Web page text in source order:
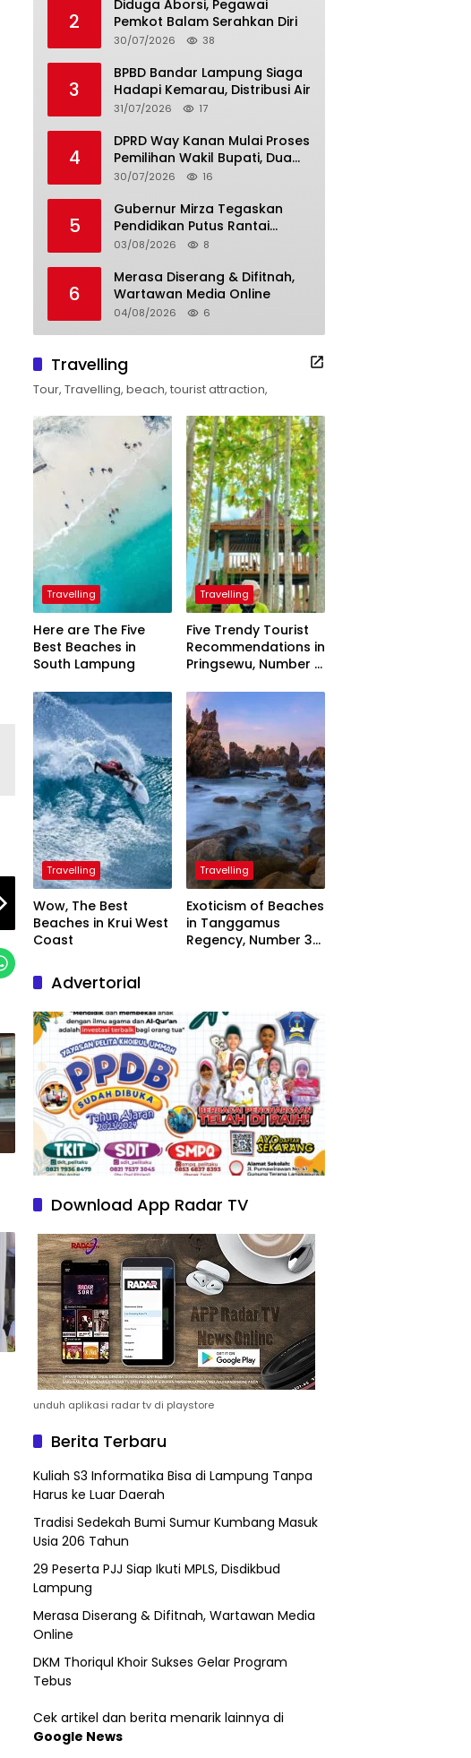
2
Diduga Aborsi, Pegawai
Pemkot Balam Serahkan Diri
30/07/2026 38
3
BPBD Bandar Lampung Siaga
Hadapi Kemarau, Distribusi Air
31/07/2026 17
4
DPRD Way Kanan Mulai Proses
Pemilihan Wakil Bupati, Dua
Nama Resmi Bersaing
30/07/2026 16
5
Gubernur Mirza Tegaskan
Pendidikan Putus Rantai
Kemiskinan
03/08/2026 8
6
Merasa Diserang & Difitnah,
Wartawan Media Online
04/08/2026 6
Travelling
Tour, Travelling, beach, tourist attraction,
Travelling
Here are The Five
Best Beaches in
South Lampung
Travelling
Five Trendy Tourist
Recommendations in
Pringsewu, Number 3
President
Travelling
Wow, The Best
Beaches in Krui West
Coast
Travelling
Exoticism of Beaches
in Tanggamus
Regency, Number 3
Advertorial
Download App Radar TV
unduh aplikasi radar tv di playstore
Berita Terbaru
Kuliah S3 Informatika Bisa di Lampung Tanpa
Harus ke Luar Daerah
Tradisi Sedekah Bumi Sumur Kumbang Masuk
Usia 206 Tahun
29 Peserta PJJ Siap Ikuti MPLS, Disdikbud
Lampung
Merasa Diserang & Difitnah, Wartawan Media
Online
DKM Thoriqul Khoir Sukses Gelar Program
Tebus
Cek artikel dan berita menarik lainnya di
Google News